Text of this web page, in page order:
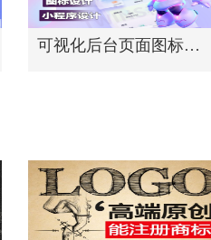
可视化后台页面图标原创设计